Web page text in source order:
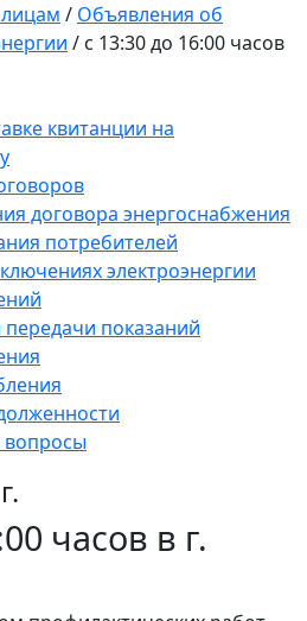
/ Объявления об
/ с 13:30 до 16:00 часов
квитанции на
договора энергоснабжения
потребителей
электроэнергии
показаний
вопросы
часов в г.